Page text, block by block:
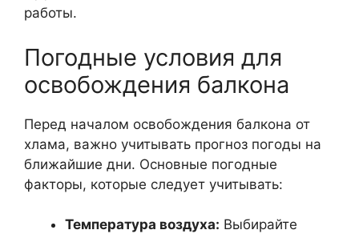
работы.
Погодные условия для
освобождения балкона
Перед началом освобождения балкона от
хлама, важно учитывать прогноз погоды на
ближайшие дни. Основные погодные
факторы, которые следует учитывать:
Температура воздуха: Выбирайте